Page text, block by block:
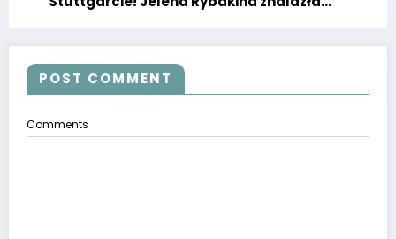
POST COMMENT
Comments